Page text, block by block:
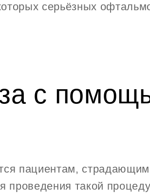
серьёзных
с
пациентам, страдающим
проведения такой